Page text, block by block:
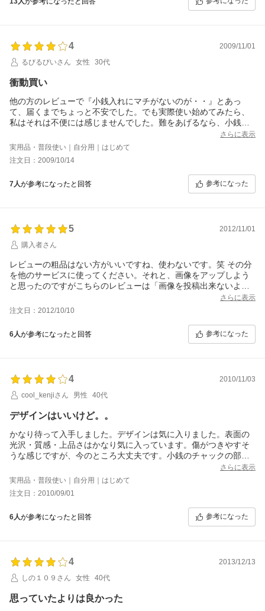
うほどでした。
裁縫も気になるところはありませんし、小銭も私は小銭をギュウ
さ・・・・・
本当にありがとうございました。
私も購入前はレビューを読み漁ったので、参考になれば嬉しいで
す！！
広げて小銭を出すことが出来ないので、そこは少し使いにくそう
普段用の財布とは別に、お出かけ用に、必要なカードだけを入れ
替えて使うのがよさそうです。
方が、深みが感じられて、よりよく見えました。
録の項目がありません(>_<)
4
2009/11/01
るびるびいさん
女性 30代
衝動買い
他の方のレビューで『小銭入れにマチがないのが・・』とあっ
て、届くまでちょっと不安でした。でも実際使い始めてみたら、
私はそれは不便には感じませんでした。難をあげるなら、小銭入
れのファスナーが最後の２ｍｍくらい、閉まりきらないこと(見た
目が何となく残念）、そのためサクランボ型のチャームが財布の
厚みを増してしまう（なので、そちら側にはカードを入れずに厚
みを調整）、一番手前のカードポケットがキツイこと・・かな？
でも以前使っていた長財布よりコンパクトだし、柄も良かったで
す。ちょっとバッグから取り出しただけなのに目ざとい人に『素
さらに表示
実用品・普段使い｜自分用｜はじめて
注文日：2009/10/14
7人が参考になったと回答 参考になった
5
2012/11/01
購入者さん
レビューの粗品はない方がいいですね、使わないです。笑 その分
を他のサービスに使ってください。それと、画像をアップしよう
と思ったのですがこちらのレビューは「画像を投稿出来ないよう
になっている」んですね、残念です。 ●私のもとへ届いたもの
は、表側はピンクの中にブルーもパープルも入っておりましたの
いてもあまりがっかりはありませんでした。でも画像で使われて
いるお財布は、多分撮影用に特別柄を選んで計算して作られたも
し、小銭もお札もあまり入れません。勿論レシート類はその日の
うちにお財布から出します。それでも、少しふたが浮きましたの
つ、つけて頂ければと思います。 鮮やかではありませんが、私は
この柄が一番好きです。ピンク系がお好きな大人の女性に。
さらに表示
注文日：2012/10/10
6人が参考になったと回答 参考になった
4
2010/11/03
cool_kenjiさん
男性 40代
デザインはいいけど。。
かなり待って入手しました。デザインは気に入りました。表面の
光沢・質感・上品さはかなり気に入っています。傷がつきやすそ
うな感じですが、今のところ大丈夫です。小銭のチャックの部分
が凝った感じでこれもポイント高いですね。あと男が使っても違
和感は無い感じで使えています。。ですが、、一点残念なことは
小銭を入れるとすぐに膨らんで、今まで使ったことある財布より
かさばる感じがします。
さらに表示
実用品・普段使い｜自分用｜はじめて
注文日：2010/09/01
6人が参考になったと回答 参考になった
4
2013/12/13
しの１０９さん
女性 40代
思っていたよりは良かった